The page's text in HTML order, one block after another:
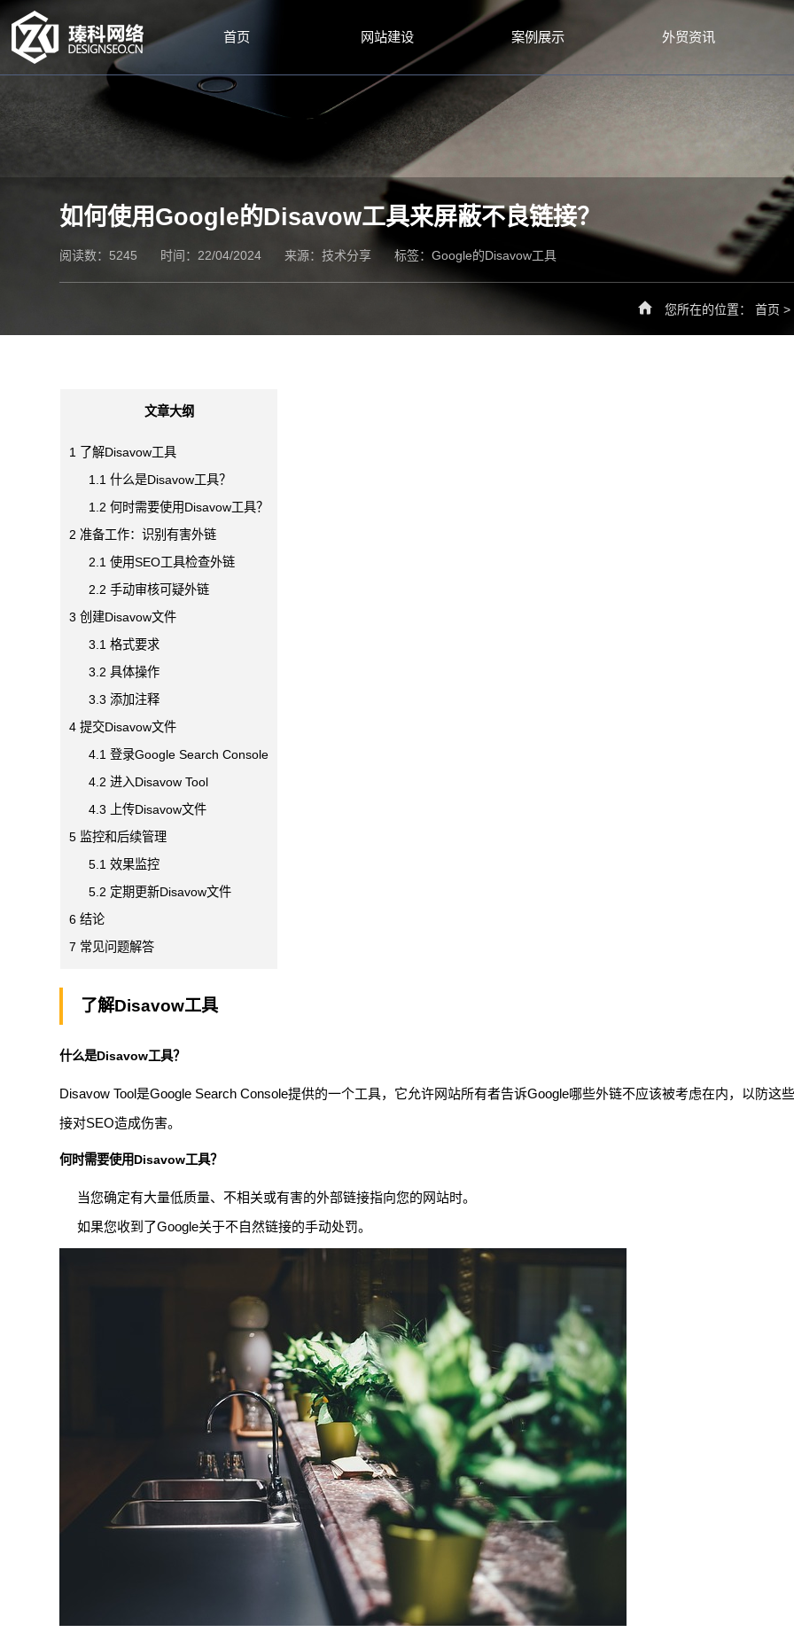
首页 网站建设 案例展示 外贸资讯
如何使用Google的Disavow工具来屏蔽不良链接？
阅读数：5245 时间：22/04/2024 来源：技术分享 标签：Google的Disavow工具
您所在的位置： 首页 >
文章大纲
1 了解Disavow工具
1.1 什么是Disavow工具？
1.2 何时需要使用Disavow工具？
2 准备工作：识别有害外链
2.1 使用SEO工具检查外链
2.2 手动审核可疑外链
3 创建Disavow文件
3.1 格式要求
3.2 具体操作
3.3 添加注释
4 提交Disavow文件
4.1 登录Google Search Console
4.2 进入Disavow Tool
4.3 上传Disavow文件
5 监控和后续管理
5.1 效果监控
5.2 定期更新Disavow文件
6 结论
7 常见问题解答
了解Disavow工具
什么是Disavow工具？
Disavow Tool是Google Search Console提供的一个工具，它允许网站所有者告诉Google哪些外链不应该被考虑在内，以防这
接对SEO造成伤害。
何时需要使用Disavow工具？
当您确定有大量低质量、不相关或有害的外部链接指向您的网站时。
如果您收到了Google关于不自然链接的手动处罚。